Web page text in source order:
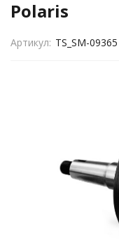
Polaris
Артикул: TS_SM-09365